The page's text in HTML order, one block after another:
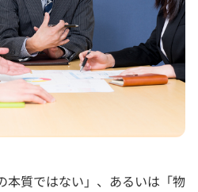
本質ではない」、あるいは「物